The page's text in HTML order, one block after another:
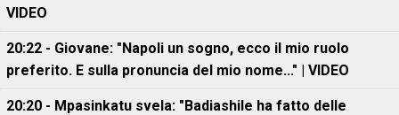
VIDEO
20:22 - Giovane: "Napoli un sogno, ecco il mio ruolo
preferito. E sulla pronuncia del mio nome..." | VIDEO
20:20 - Mpasinkatu svela: "Badiashile ha fatto delle